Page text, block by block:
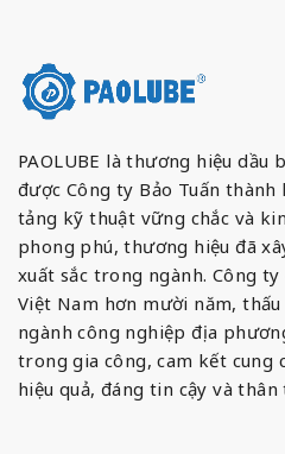
PAOLUBE là thương hiệu dầu
được Công ty Bảo Tuấn
tảng kỹ thuật vững chắc và
phong phú, thương hiệu đã
xuất sắc trong ngành. Công
Việt Nam hơn mười năm, thấu
ngành công nghiệp địa
trong gia công, cam kết cung
hiệu quả, đáng tin cậy và